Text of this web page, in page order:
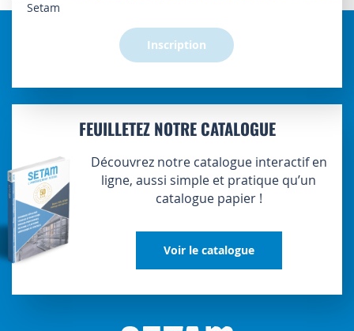
d’information
Setam
Inscription
FEUILLETEZ NOTRE CATALOGUE
Découvrez notre catalogue interactif en
ligne, aussi simple et pratique qu’un
catalogue papier !
Voir le catalogue